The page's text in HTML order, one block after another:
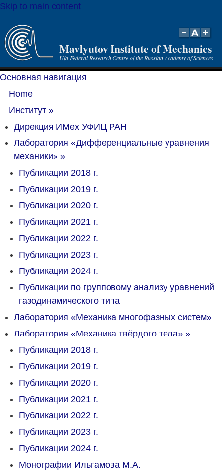
Skip to main content
Mavlyutov Institute of Mechanics
Ufa Federal Research Centre of the Russian Academy of Sciences
Основная навигация
Home
Институт »
Дирекция ИМех УФИЦ РАН
Лаборатория «Дифференциальные уравнения
механики» »
Публикации 2018 г.
Публикации 2019 г.
Публикации 2020 г.
Публикации 2021 г.
Публикации 2022 г.
Публикации 2023 г.
Публикации 2024 г.
Публикации по групповому анализу уравнений
газодинамического типа
Лаборатория «Механика многофазных систем»
Лаборатория «Механика твёрдого тела» »
Публикации 2018 г.
Публикации 2019 г.
Публикации 2020 г.
Публикации 2021 г.
Публикации 2022 г.
Публикации 2023 г.
Публикации 2024 г.
Монографии Ильгамова М.А.